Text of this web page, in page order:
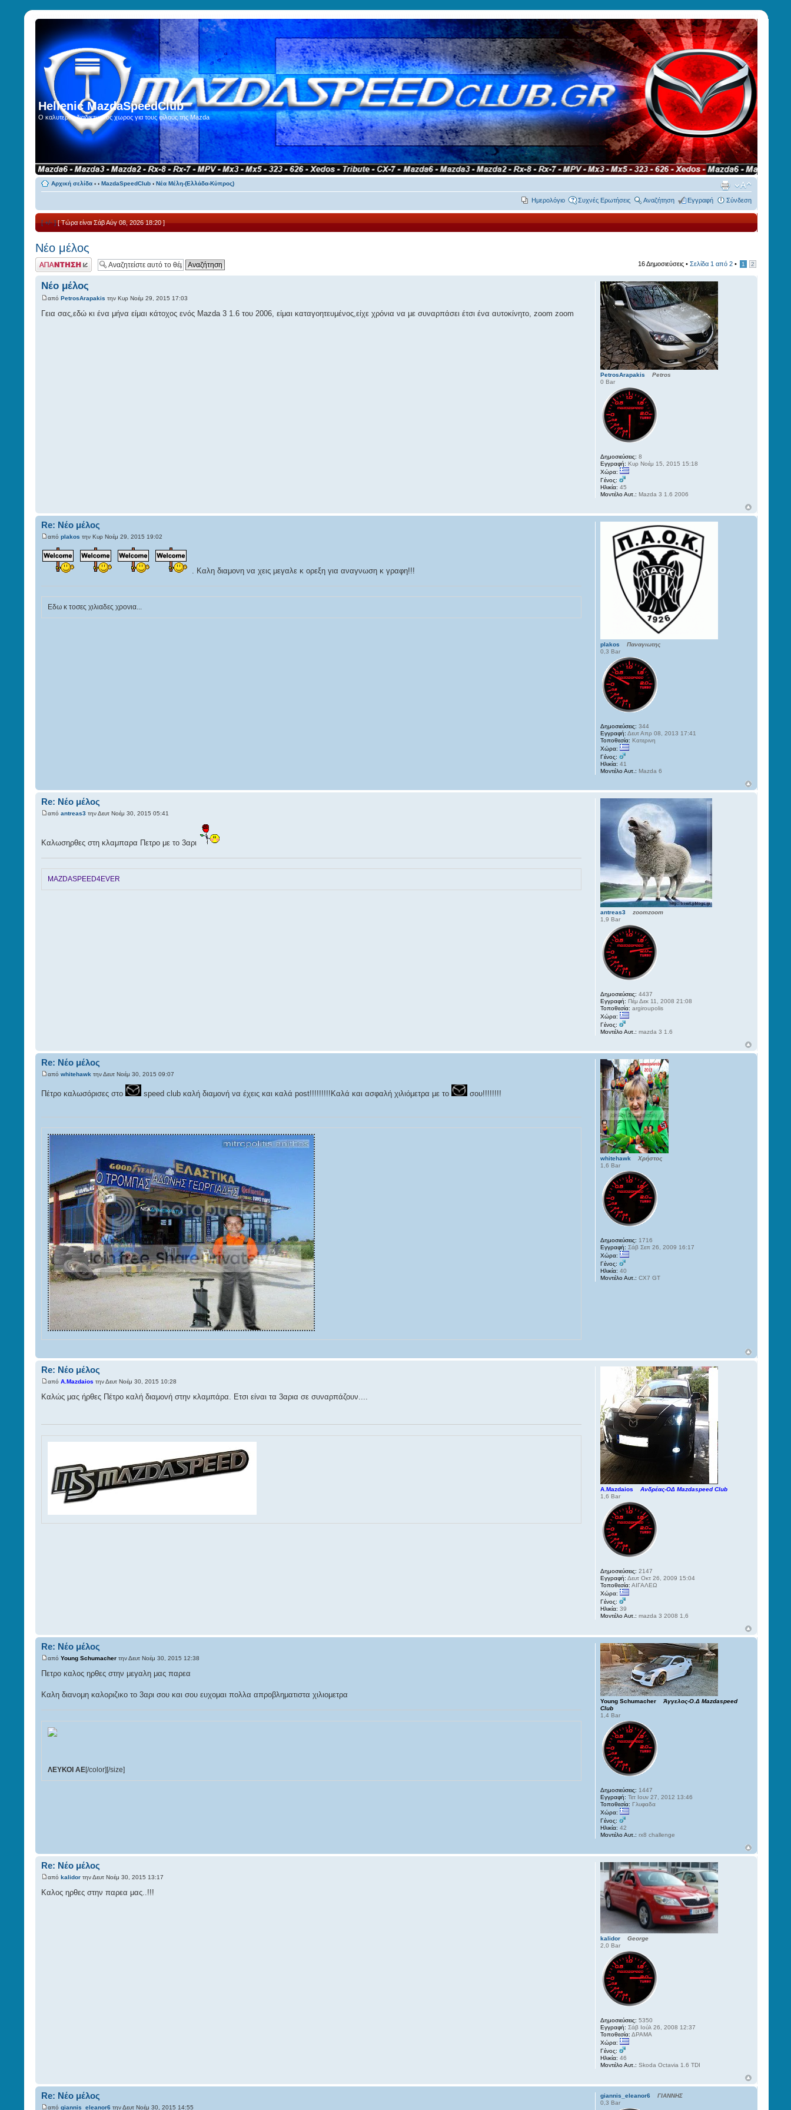
Hellenic MazdaSpeedClub
Ο καλυτερος διαδικτυακος χωρος για τους φίλους της Mazda
Αρχική σελίδα ‹ ‹ MazdaSpeedClub ‹ Νέα Μέλη-(Ελλάδα-Κύπρος)
Ημερολόγιο Συχνές Ερωτήσεις Αναζήτηση Εγγραφή Σύνδεση
[ +/- ] [ Τώρα είναι Σάβ Αύγ 08, 2026 18:20 ]
Νέο μέλος
Γράψτε το σχόλιο
σας
16 Δημοσιεύσεις •Σελίδα 1 από2 • 1 2
Νέο μέλος
από PetrosArapakis την Κυρ Νοέμ 29, 2015 17:03
Γεια σας,εδώ κι ένα μήνα είμαι κάτοχος ενός Mazda 3 1.6 του 2006, είμαι καταγοητευμένος,είχε χρόνια να με συναρπάσει έτσι ένα αυτοκίνητο, zoom zoom
PetrosArapakis
Petros
0 Bar
Δημοσιεύσεις: 8
Εγγραφή: Κυρ Νοέμ 15, 2015 15:18
Χώρα:
Γένος:
Ηλικία: 45
Μοντέλο Αυτ.: Mazda 3 1.6 2006
Re: Νέο μέλος
από plakos την Κυρ Νοέμ 29, 2015 19:02
. Καλη διαμονη να χεις μεγαλε κ ορεξη για αναγνωση κ γραφη!!!
Εδω κ τοσες χιλιαδες χρονια...
plakos
Παναγιωτης
0,3 Bar
Δημοσιεύσεις: 344
Εγγραφή: Δευτ Απρ 08, 2013 17:41
Τοποθεσία: Κατερινη
Χώρα:
Γένος:
Ηλικία: 41
Μοντέλο Αυτ.: Mazda 6
Re: Νέο μέλος
από antreas3την Δευτ Νοέμ 30, 2015 05:41
Καλωσηρθες στη κλαμπαρα Πετρο με το 3αρι
MAZDASPEED4EVER
antreas3
zoomzoom
1,9 Bar
Δημοσιεύσεις: 4437
Εγγραφή: Πέμ Δεκ 11, 2008 21:08
Τοποθεσία: argiroupolis
Χώρα:
Γένος:
Μοντέλο Αυτ.: mazda 3 1.6
Re: Νέο μέλος
από whitehawk την Δευτ Νοέμ 30, 2015 09:07
Πέτρο καλωσόρισες στο speed club καλή διαμονή να έχεις και καλά post!!!!!!!!!Καλά και ασφαλή χιλιόμετρα με το σου!!!!!!!!
whitehawk
Χρήστος
1,6 Bar
Δημοσιεύσεις: 1716
Εγγραφή: Σάβ Σεπ 26, 2009 16:17
Χώρα:
Γένος:
Ηλικία: 40
Μοντέλο Αυτ.: CX7 GT
Re: Νέο μέλος
από A.Mazdaios την Δευτ Νοέμ 30, 2015 10:28
Καλώς μας ήρθες Πέτρο καλή διαμονή στην κλαμπάρα. Ετσι είναι τα 3αρια σε συναρπάζουν....
A.Mazdaios
Ανδρέας-ΟΔ Mazdaspeed Club
1,6 Bar
Δημοσιεύσεις: 2147
Εγγραφή: Δευτ Οκτ 26, 2009 15:04
Τοποθεσία: ΑΙΓΑΛΕΩ
Χώρα:
Γένος:
Ηλικία: 39
Μοντέλο Αυτ.: mazda 3 2008 1,6
Re: Νέο μέλος
από Young Schumacherτην Δευτ Νοέμ 30, 2015 12:38
Πετρο καλος ηρθες στην μεγαλη μας παρεα
Καλη διανομη καλοριζικο το 3αρι σου και σου ευχομαι πολλα απροβληματιστα χιλιομετρα
ΛΕΥΚΟΙ ΑΕ[/color][/size]
Young Schumacher
Άγγελος-Ο.Δ Mazdaspeed
Club
1,4 Bar
Δημοσιεύσεις: 1447
Εγγραφή: Τετ Ιουν 27, 2012 13:46
Τοποθεσία: Γλυφαδα
Χώρα:
Γένος:
Ηλικία: 42
Μοντέλο Αυτ.: rx8 challenge
Re: Νέο μέλος
από kalidorτην Δευτ Νοέμ 30, 2015 13:17
Καλος ηρθες στην παρεα μας..!!!
kalidor
George
2,0 Bar
Δημοσιεύσεις: 5350
Εγγραφή: Σάβ Ιούλ 26, 2008 12:37
Τοποθεσία: ΔΡΑΜΑ
Χώρα:
Γένος:
Ηλικία: 46
Μοντέλο Αυτ.: Skoda Octavia 1.6 TDI
Re: Νέο μέλος
από giannis_eleanor6 την Δευτ Νοέμ 30, 2015 14:55
giannis_eleanor6
ΓΙΑΝΝΗΣ
0,3 Bar